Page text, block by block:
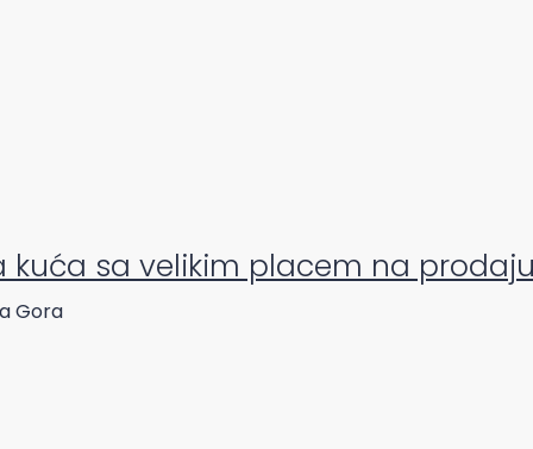
sa velikim placem na prodaju
Gora